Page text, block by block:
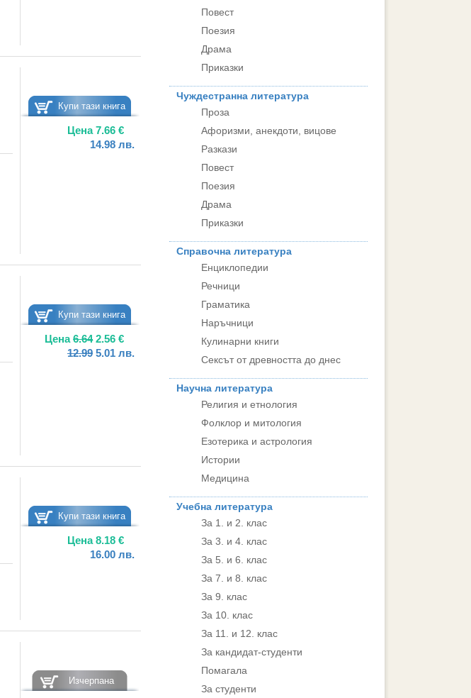
Купи тази книга
Цена7.66 €
14.98 лв.
Купи тази книга
Цена6.642.56 €
12.99 5.01 лв.
Купи тази книга
Цена8.18 €
16.00 лв.
Изчерпана
Повест
Поезия
Драма
Приказки
Чуждестранна литература
Проза
Афоризми, анекдоти, вицове
Разкази
Повест
Поезия
Драма
Приказки
Справочна литература
Енциклопедии
Речници
Граматика
Наръчници
Кулинарни книги
Сексът от древността до днес
Научна литература
Религия и етнология
Фолклор и митология
Езотерика и астрология
Истории
Медицина
Учебна литература
За 1. и 2. клас
За 3. и 4. клас
За 5. и 6. клас
За 7. и 8. клас
За 9. клас
За 10. клас
За 11. и 12. клас
За кандидат-студенти
Помагала
За студенти